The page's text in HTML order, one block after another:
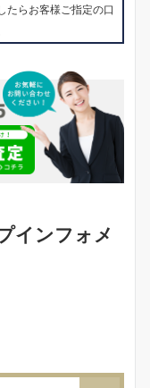
たらお客様ご指定の口
インフォメ